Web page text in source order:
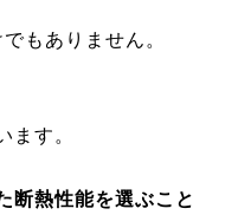
もありません。
ます。
断熱性能を選ぶこと